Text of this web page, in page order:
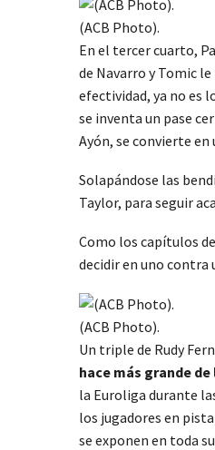
(ACB Photo).
En el tercer cuarto,
de Navarro y Tomic
efectividad, ya no es
se inventa un pase
Ayón, se convierte en
Solapándose las
Taylor, para seguir
Como los capítulos
decidir en uno contra
(ACB Photo).
Un triple de Rudy
hace más grande de
la Euroliga durante
los jugadores en
se exponen en toda